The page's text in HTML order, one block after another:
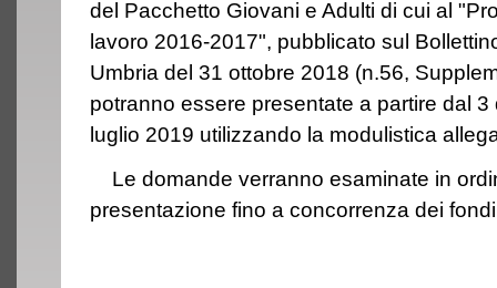
del Pacchetto Giovani e Adulti di cui al
lavoro 2016-2017", pubblicato sul
Umbria del 31 ottobre 2018 (n.56,
potranno essere presentate a partire dal
luglio 2019 utilizzando la modulistica
Le domande verranno esaminate in
presentazione fino a concorrenza dei